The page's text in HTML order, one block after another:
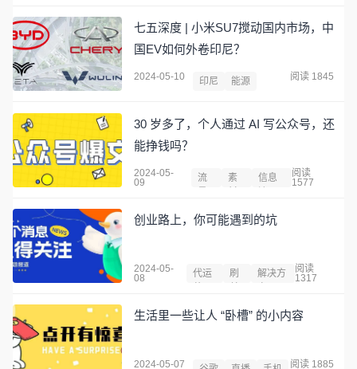
七五深度 | 小米SU7搅动国内市场，中
国EV如何外卷印尼？
2024-05-10 印尼 能源 阅读 1845
30 岁多了，个人通过 AI 写公众号，还
能挣钱吗？
2024-05-
09
流
素
信息
阅读
1577
创业路上，你可能遇到的坑
2024-05-
08
代运
刷
解决方
阅读
1317
生活里一些让人 “卧槽” 的小内容
2024-05-07 阅读 1885